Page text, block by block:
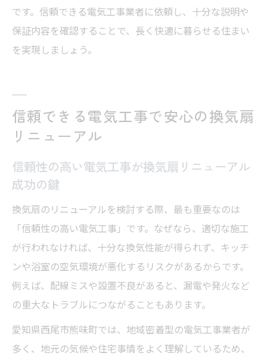
です。信頼できる電気工事業者に依頼し、十分な説明や
保証内容を確認することで、長く快適に暮らせる住まい
を実現しましょう。
信頼できる電気工事で安心の換気扇
リニューアル
信頼性の高い電気工事が換気扇リニューアル
成功の鍵
換気扇のリニューアルを検討する際、最も重要なのは
「信頼性の高い電気工事」です。なぜなら、適切な施工
が行われなければ、十分な換気性能が得られず、キッチ
ンや浴室の空気環境が悪化するリスクがあるからです。
例えば、配線ミスや設置不良があると、漏電や発火など
の重大なトラブルにつながることもあります。
愛知県西尾市熊味町では、地域密着型の電気工事業者が
多く、地元の気候や住宅事情をよく理解しているため、